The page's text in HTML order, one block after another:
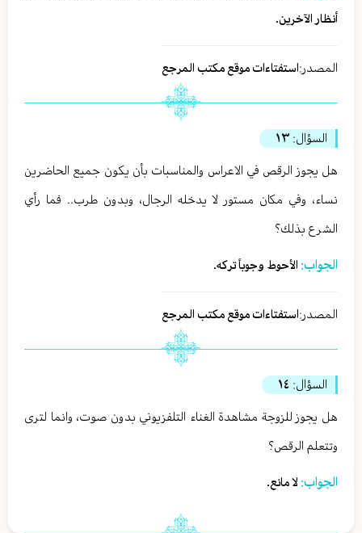
أنظار الآخرين.
المصدر:استفتاءات موقع مكتب المرجع
السؤال: ١٣
هل يجوز الرقص في الاعراس والمناسبات بأن يكون جميع الحاضرين
نساء، وفي مكان مستور لا يدخله الرجال، وبدون طرب.. فما رأي
الشرع بذلك؟
الجواب: الأحوط وجوباً تركه.
المصدر:استفتاءات موقع مكتب المرجع
السؤال: ١٤
هل يجوز للزوجة مشاهدة الغناء التلفزيوني بدون صوت، وانما لترى
وتتعلم الرقص؟
الجواب: لا مانع.